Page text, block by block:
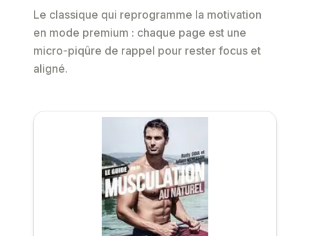
Le classique qui reprogramme la motivation
en mode premium : chaque page est une
micro-piqûre de rappel pour rester focus et
aligné.